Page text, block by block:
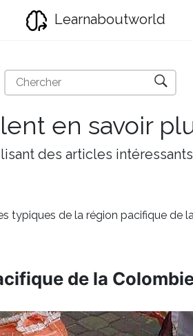
Learnaboutworld
en savoir
des articles
typiques de la région pacifique de
de la